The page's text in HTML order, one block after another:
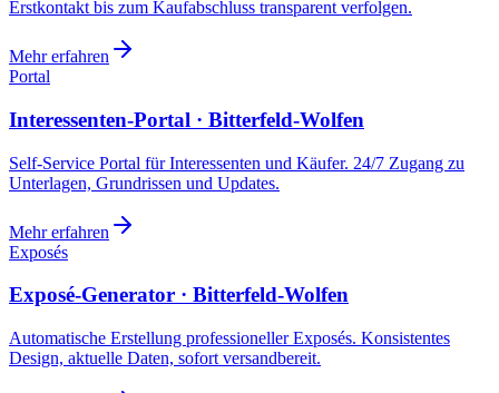
Erstkontakt bis zum Kaufabschluss transparent verfolgen.
Mehr erfahren
Portal
Interessenten-Portal · Bitterfeld-Wolfen
Self-Service Portal für Interessenten und Käufer. 24/7 Zugang zu
Unterlagen, Grundrissen und Updates.
Mehr erfahren
Exposés
Exposé-Generator · Bitterfeld-Wolfen
Automatische Erstellung professioneller Exposés. Konsistentes
Design, aktuelle Daten, sofort versandbereit.